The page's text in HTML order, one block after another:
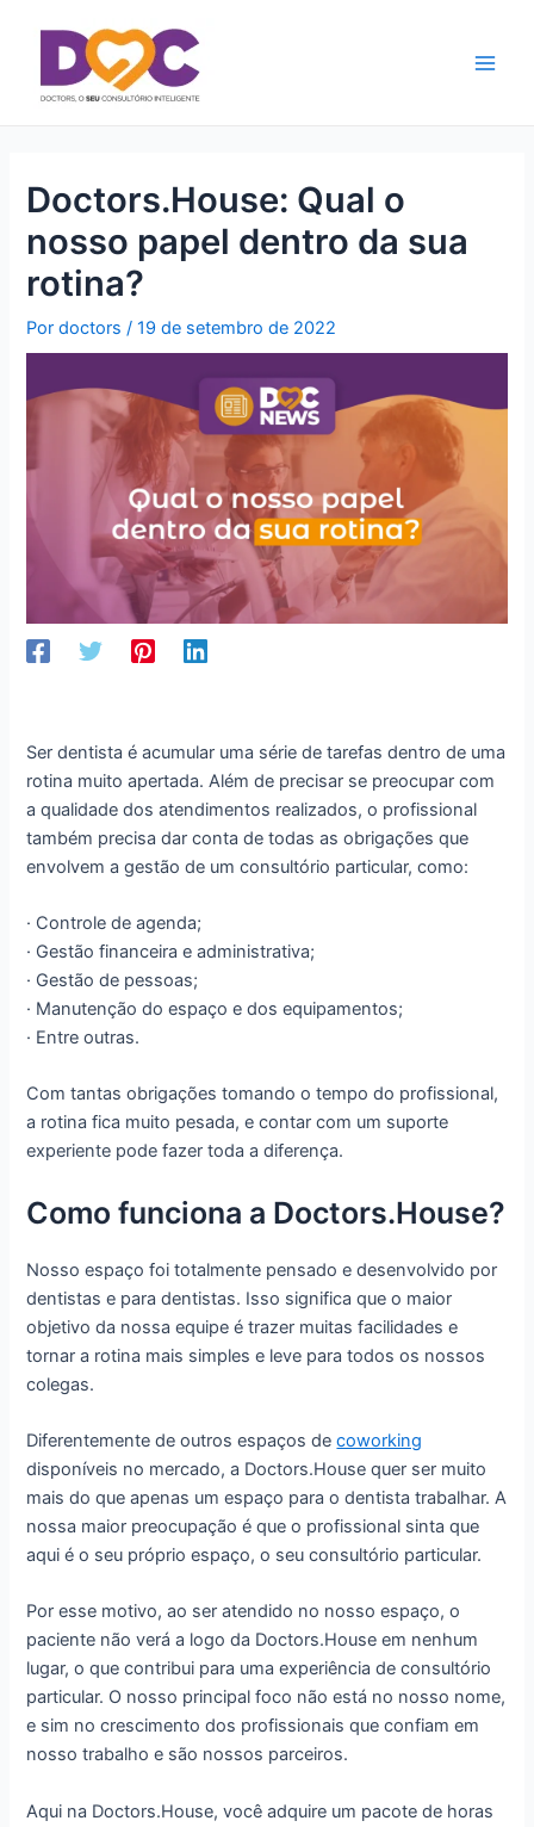
conteúdo
Doctors.House: Qual o
nosso papel dentro da sua
rotina?
Pordoctors/19 de setembro de 2022
Ser dentista é acumular uma série de tarefas dentro de uma
rotina muito apertada. Além de precisar se preocupar com
a qualidade dos atendimentos realizados, o profissional
também precisa dar conta de todas as obrigações que
envolvem a gestão de um consultório particular, como:
· Controle de agenda;
· Gestão financeira e administrativa;
· Gestão de pessoas;
· Manutenção do espaço e dos equipamentos;
· Entre outras.
Com tantas obrigações tomando o tempo do profissional,
a rotina fica muito pesada, e contar com um suporte
experiente pode fazer toda a diferença.
Como funciona a Doctors.House?
Nosso espaço foi totalmente pensado e desenvolvido por
dentistas e para dentistas. Isso significa que o maior
objetivo da nossa equipe é trazer muitas facilidades e
tornar a rotina mais simples e leve para todos os nossos
colegas.
Diferentemente de outros espaços decoworking
disponíveis no mercado, a Doctors.House quer ser muito
mais do que apenas um espaço para o dentista trabalhar. A
nossa maior preocupação é que o profissional sinta que
aqui é o seu próprio espaço, o seu consultório particular.
Por esse motivo, ao ser atendido no nosso espaço, o
paciente não verá a logo da Doctors.House em nenhum
lugar, o que contribui para uma experiência de consultório
particular. O nosso principal foco não está no nosso nome,
e sim no crescimento dos profissionais que confiam em
nosso trabalho e são nossos parceiros.
Aqui na Doctors.House, você adquire um pacote de horas